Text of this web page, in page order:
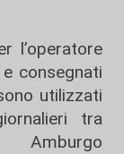
l’operatore
consegnati
utilizzati
tra
Amburgo